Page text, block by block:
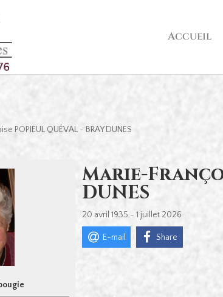
Accueil
POPIEUL QUÉVAL - BRAY DUNES
Marie-
DUNES
20 avril 1935 - 1 juillet 2026
E-mail Share